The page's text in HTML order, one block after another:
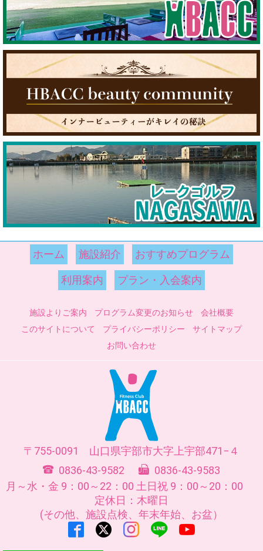
ホーム 施設紹介 おすすめプログラム
利用案内 プラン・入会案内
施設よりご案内 プログラム変更のお知らせ
会社概要
このサイトについて
プライバシーポリシー
サイトマップ
お問い合わせ
755-0091 山口県宇部市大字上宇部471−４
0836-43-9582
0836-43-9583
月～水・金 9：00～22：00 土日祝 9：00～20：00
定休日：木曜日
(その他、施設点検、年末年始、お盆）